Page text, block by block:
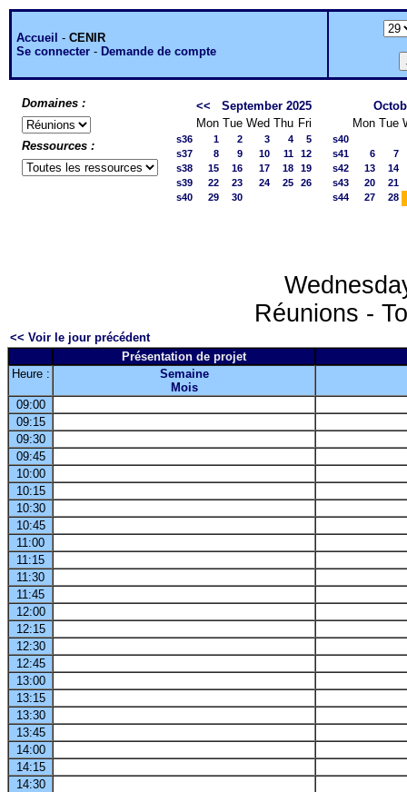
Accueil - CENIR
Se connecter - Demande de compte
Domaines :
Ressources :
<<
September 2025
Mon Tue Wed Thu Fri
s36 1 2 3 4
5
s37
8 9 10 11
12
s38
15 16 17 18
19
s39
22 23 24 25
26
s40
29 30
Mon Tue
s40
s41
6
7
s42
13
14
s43
20
21
s44
27 28
Réunions -
<< Voir le jour précédent
Présentation de projet
Heure :
Semaine
Mois
09:00
09:15
09:30
09:45
10:00
10:15
10:30
10:45
11:00
11:15
11:30
11:45
12:00
12:15
12:30
12:45
13:00
13:15
13:30
13:45
14:00
14:15
14:30